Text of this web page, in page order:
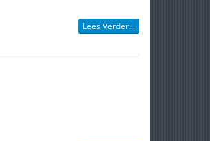
Lees Verder...